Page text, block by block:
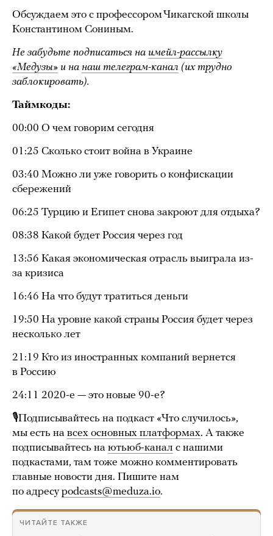
Обсуждаем это с профессором Чикагской школы
Константином Сониным.
Не забудьте подписаться на имейл-рассылку
«Медузы» и на наш телеграм-канал (их трудно
заблокировать).
Таймкоды:
00:00 О чем говорим сегодня
01:25 Сколько стоит война в Украине
03:40 Можно ли уже говорить о конфискации
сбережений
06:25 Турцию и Египет снова закроют для отдыха?
08:38 Какой будет Россия через год
13:56 Какая экономическая отрасль выиграла из-
за кризиса
16:46 На что будут тратиться деньги
19:50 На уровне какой страны Россия будет через
несколько лет
21:19 Кто из иностранных компаний вернется
в Россию
24:11 2020-е — это новые 90-е?
🎙Подписывайтесь на подкаст «Что случилось»,
мы есть на всех основных платформах. А также
подписывайтесь на ютьюб-канал с нашими
подкастами, там тоже можно комментировать
главные новости дня. Пишите нам
по адресуpodcasts@meduza.io.
ЧИТАЙТЕ ТАКЖЕ